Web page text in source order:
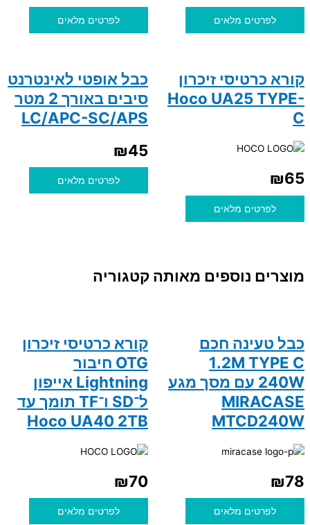
לפרטים מלאים לפרטים מלאים
קורא כרטיסי זיכרון
Hoco UA25 TYPE-
C
₪65
לפרטים מלאים
כבל אופטי לאינטרנט
סיבים באורך 2 מטר
LC/APC-SC/APS
₪45
לפרטים מלאים
מוצרים נוספים מאותה קטגוריה
כבל טעינה חכם
1.2M TYPE C
240W עם מסך מגע
MIRACASE
MTCD240W
₪78
לפרטים מלאים
קורא כרטיסי זיכרון
OTG חיבור
Lightning אייפון
ל־SD ו־TF תומך עד
Hoco UA40 2TB
₪70
לפרטים מלאים